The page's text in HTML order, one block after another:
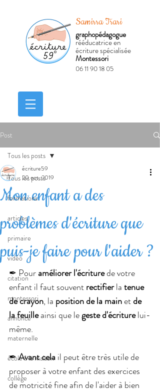
Samirra Trari
graphopédagogue
rééducatrice en
écriture spécialisée
Montessori
06 11 90 18 05
Post
Tous les posts
formations
articles
primaire
vidéo
citation
montessori
annonce
maternelle
école à la maison
collège
Tous les posts
Mon enfant a des
problèmes d'écriture que
puis-je faire pour l'aider ?
écriture59
20 oct. 2019
✒ Pour améliorer l'écriture de votre
enfant il faut souvent rectifier la tenue
de crayon, la position de la main et de
la feuille ainsi que le geste d'écriture lui-
même.
✒ Avant cela il peut être très utile de
proposer à votre enfant des exercices
de motricité fine afin de l'aider à bien